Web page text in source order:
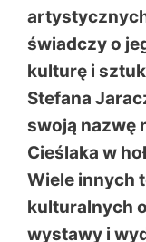
świadczy o
kulturę i
Stefana
swoją nazwę
Cieślaka w
Wiele innych
kulturalnych
wystawy i